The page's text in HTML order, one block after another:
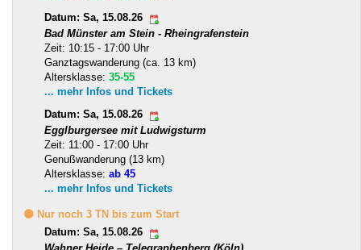
Datum: Sa, 15.08.26
Bad Münster am Stein - Rheingrafenstein
Zeit: 10:15 - 17:00 Uhr
Ganztagswanderung (ca. 13 km)
Altersklasse: 35-55
... mehr Infos und Tickets
Datum: Sa, 15.08.26
Egglburgersee mit Ludwigsturm
Zeit: 11:00 - 17:00 Uhr
Genußwanderung (13 km)
Altersklasse: ab 45
... mehr Infos und Tickets
🟡 Nur noch 3 TN bis zum Start
Datum: Sa, 15.08.26